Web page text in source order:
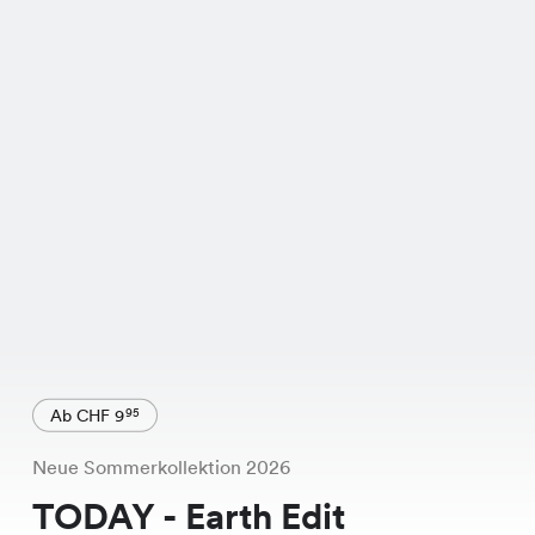
Ab CHF 995
Neue Sommerkollektion 2026
TODAY - Earth Edit